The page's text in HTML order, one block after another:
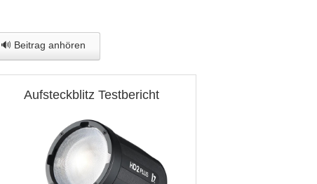
🔊 Beitrag anhören
Aufsteckblitz Testbericht